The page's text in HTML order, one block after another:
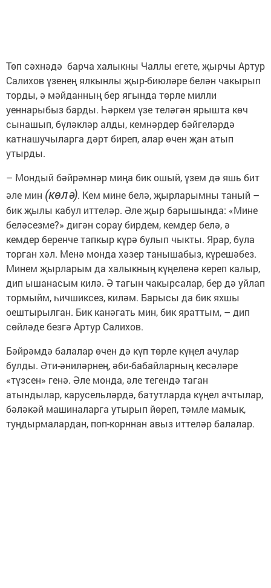
Төп сәхнәдә барча халыкны Чаллы егете, җырчы Артур
Салихов үзенең ялкынлы җыр-биюләре белән чакырып
торды, ә мәйданның бер ягында төрле милли
уеннарыбыз барды. Һәркем үзе теләгән ярышта көч
сынашып, бүләкләр алды, кемнәрдер бәйгеләрдә
катнашучыларга дәрт биреп, алар өчен җан атып
утырды.
– Мондый бәйрәмнәр миңа бик ошый, үзем дә яшь бит
әле мин (көлә). Кем мине белә, җырларымны таный –
бик җылы кабул иттеләр. Әле җыр барышында: «Мине
беләсезме?» дигән сорау бирдем, кемдер белә, ә
кемдер беренче тапкыр күрә булып чыкты. Ярар, була
торган хәл. Менә монда хәзер танышабыз, күрешәбез.
Минем җырларым да халыкның күңеленә кереп калыр,
дип ышанасым килә. Ә тагын чакырсалар, бер дә уйлап
тормыйм, һичшиксез, киләм. Барысы да бик яхшы
оештырылган. Бик канәгать мин, бик яраттым, – дип
сөйләде безгә Артур Салихов.
Бәйрәмдә балалар өчен дә күп төрле күңел ачулар
булды. Әти-әниләрнең, әби-бабайларның кесәләре
«түзсен» генә. Әле монда, әле тегендә таган
атындылар, карусельләрдә, батутларда күңел ачтылар,
бәләкәй машиналарга утырып йөреп, тәмле мамык,
туңдырмалардан, поп-корннан авыз иттеләр балалар.